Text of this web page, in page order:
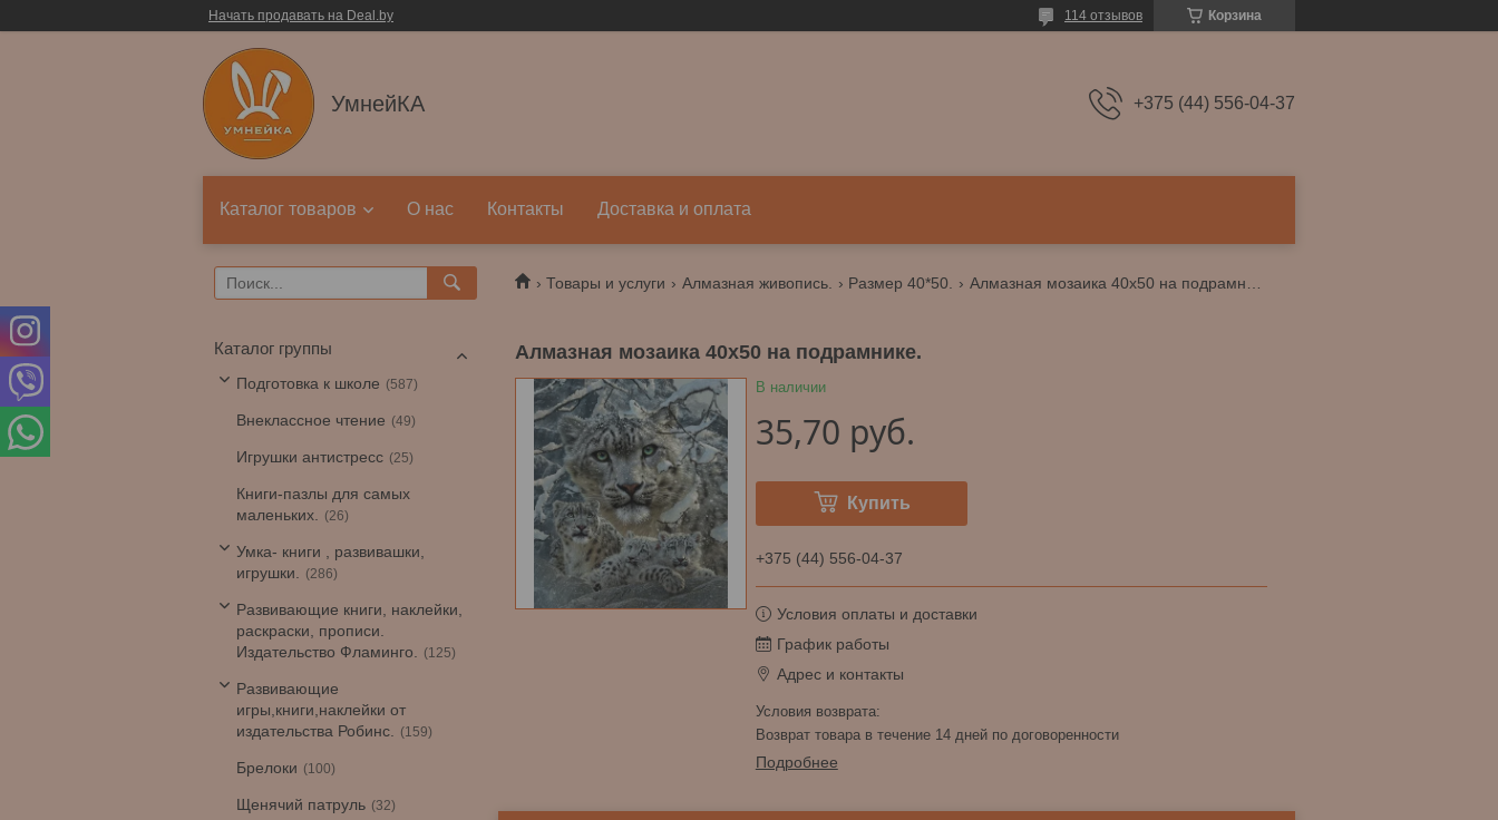
Начать продавать на Deal.by Корзина
114 отзывов
УмнейКА +375 (44) 556-04-37
Каталог товаров О нас Контакты Доставка и оплата
Товары и услуги Алмазная живопись. Размер 40*50.
Алмазная мозаика 40х50 на подрамнике.
В наличии
35,70 руб.
Купить
+375 (44) 556-04-37
Условия оплаты и доставки
График работы
Адрес и контакты
возврат товара в течение 14 дней по договоренности
Подробнее
Каталог группы
Подготовка к школе 587
Внеклассное чтение 49
Игрушки антистресс 25
Книги-пазлы для самых
маленьких.
26
Умка- книги , развивашки,
игрушки.
286
Развивающие книги, наклейки,
раскраски, прописи.
Издательство Фламинго.
125
Развивающие
игры,книги,наклейки от
издательства Робинс.
159
Брелоки 100
Щенячий патруль 32